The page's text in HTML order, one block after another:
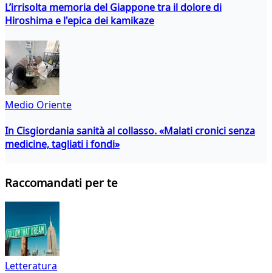
L’irrisolta memoria del Giappone tra il dolore di
Hiroshima e l'epica dei kamikaze
Medio Oriente
In Cisgiordania sanità al collasso. «Malati cronici senza
medicine, tagliati i fondi»
Raccomandati per te
Letteratura